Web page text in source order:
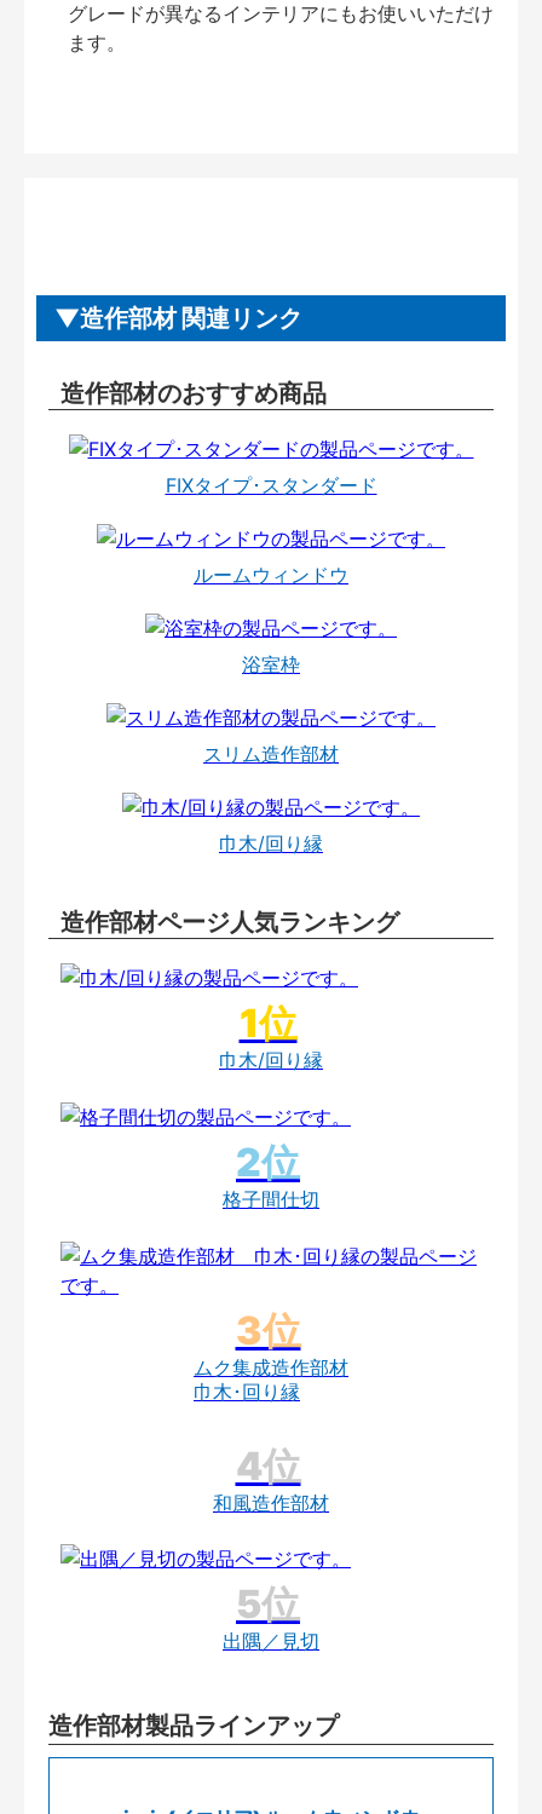
グレードが異なるインテリアにもお使いいただけ
ます。
造作部材 関連リンク
造作部材のおすすめ商品
FIXタイプ･スタンダード
ルームウィンドウ
浴室枠
スリム造作部材
巾木/回り縁
造作部材ページ人気ランキング
巾木/回り縁
格子間仕切
ムク集成造作部材
巾木･回り縁
和風造作部材
出隅／見切
造作部材製品ラインアップ